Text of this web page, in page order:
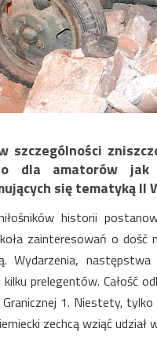
szczególności
dla amatorów
się tematyką II
historii
zainteresowań o
Wydarzenia,
prelegentów. Całość
1. Niestety,
zechcą wziąć